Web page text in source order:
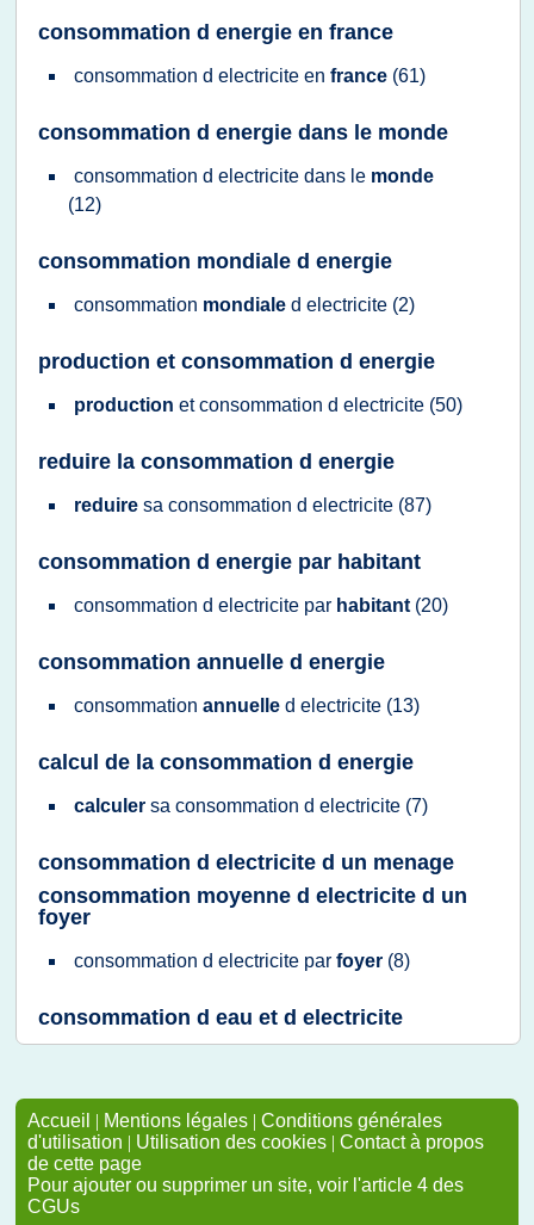
consommation d energie en france
consommation d electricite en france (61)
consommation d energie dans le monde
consommation d electricite dans le monde
(12)
consommation mondiale d energie
consommation mondiale d electricite (2)
production et consommation d energie
production etconsommation d electricite (50)
reduire la consommation d energie
reduire sa consommation d electricite (87)
consommation d energie par habitant
consommation d electricite par habitant (20)
consommation annuelle d energie
consommation annuelle d electricite (13)
calcul de la consommation d energie
calculer sa consommation d electricite (7)
consommation d electricite d un menage
consommation moyenne d electricite d un
foyer
consommation d electricite par foyer (8)
consommation d eau et d electricite
Accueil | Mentions légales | Conditions générales
d'utilisation | Utilisation des cookies | Contact à propos
de cette page
Pour ajouter ou supprimer un site, voir l'article 4 des
CGUs